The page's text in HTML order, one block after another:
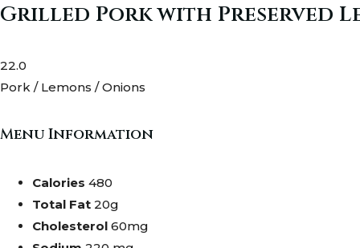
Grilled Pork with Preserved
22.0
Pork / Lemons / Onions
Menu Information
Calories 480
Total Fat 20g
Cholesterol 60mg